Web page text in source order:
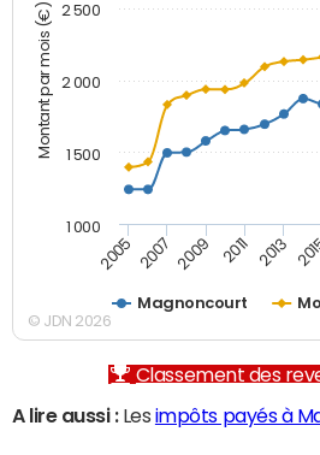
Montant par mois (€)
Magnoncourt
2005 2007 2009 2011 2013
1 000
1 500
2 000
2 500
© JDN 2026
Classement des
A lire aussi :Les impôts payés à